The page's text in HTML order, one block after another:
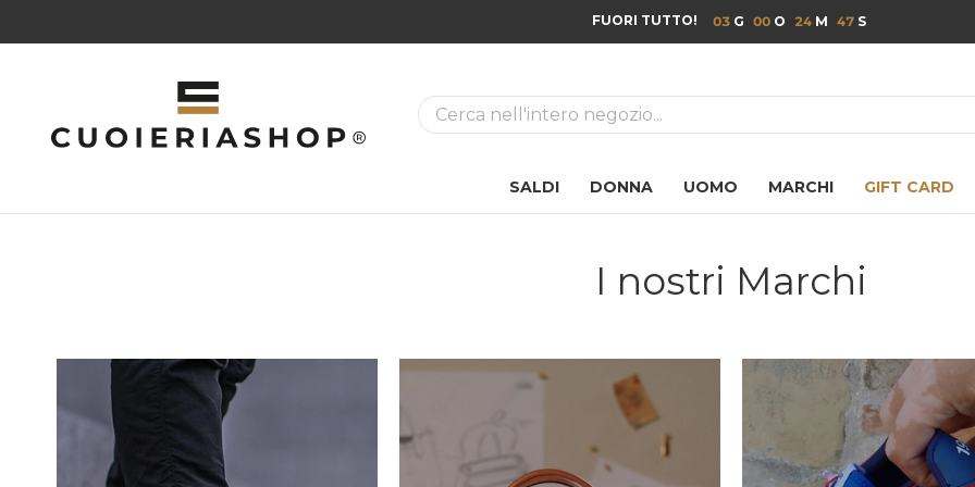
FUORI TUTTO! 03 00 24 46
La ricerca
SALDI DONNA UOMO MARCHI GIFT CARD
I nostri Marchi